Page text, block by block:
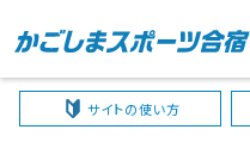
サイトの使い方